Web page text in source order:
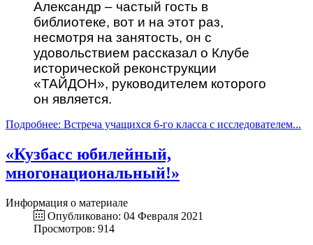
Александр – частый гость в
библиотеке, вот и на этот раз,
несмотря на занятость, он с
удовольствием рассказал о Клубе
исторической реконструкции
«ТАЙДОН», руководителем которого
он является.
Подробнее: Встреча учащихся 6-го класса с исследователем...
«Кузбасс юбилейный,
многонациональный!»
Информация о материале
Опубликовано: 04 Февраля 2021
Просмотров: 914